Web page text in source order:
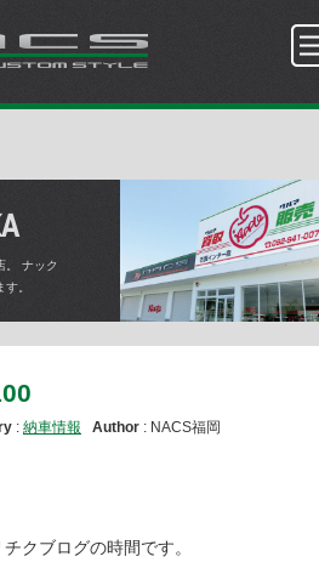
ナック
。
: 納車情報 Author : NACS福岡
チクブログの時間です。